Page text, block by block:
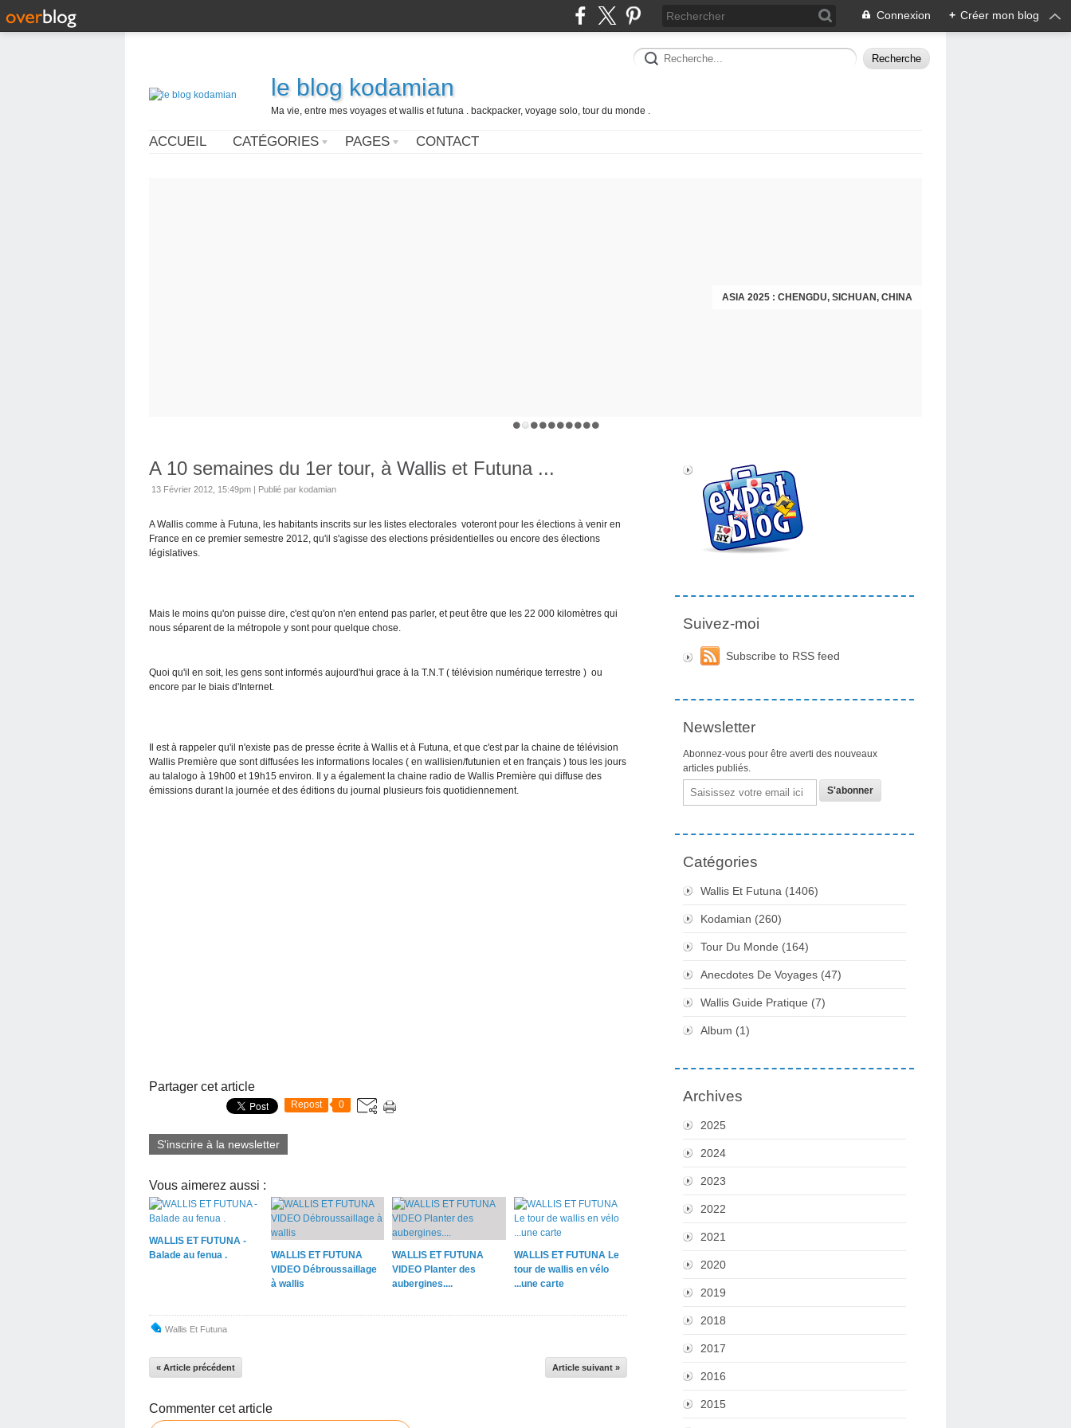
Connexion + Créer mon blog
le blog kodamian
Ma vie, entre mes voyages et wallis et futuna . backpacker, voyage solo, tour du monde .
ACCUEIL CATÉGORIES PAGES CONTACT
ASIA 2025 : CHENGDU, SICHUAN, CHINA
CHENGDU 2025
A 10 semaines du 1er tour, à Wallis et Futuna ...
13 Février 2012, 15:49pm | Publié par kodamian
A Wallis comme à Futuna, les habitants inscrits sur les listes electorales voteront pour les élections à venir en
France en ce premier semestre 2012, qu'il s'agisse des elections présidentielles ou encore des élections
législatives.
Mais le moins qu'on puisse dire, c'est qu'on n'en entend pas parler, et peut être que les 22 000 kilomètres qui
nous séparent de la métropole y sont pour quelque chose.
Quoi qu'il en soit, les gens sont informés aujourd'hui grace à la T.N.T ( télévision numérique terrestre ) ou
encore par le biais d'Internet.
Il est à rappeler qu'il n'existe pas de presse écrite à Wallis et à Futuna, et que c'est par la chaine de télévision
Wallis Première que sont diffusées les informations locales ( en wallisien/futunien et en français ) tous les jours
au talalogo à 19h00 et 19h15 environ. Il y a également la chaine radio de Wallis Première qui diffuse des
émissions durant la journée et des éditions du journal plusieurs fois quotidiennement.
Partager cet article
Repost 0
S'inscrire à la newsletter
Vous aimerez aussi :
WALLIS ET FUTUNA -
Balade au fenua .
WALLIS ET FUTUNA
VIDEO Débroussaillage
à wallis
WALLIS ET FUTUNA
VIDEO Planter des
aubergines....
WALLIS ET FUTUNA Le
tour de wallis en vélo
...une carte
Wallis Et Futuna
« Article précédent Article suivant »
Commenter cet article
Suivez-moi
Subscribe to RSS feed
Newsletter
Abonnez-vous pour être averti des nouveaux
articles publiés.
Email
Catégories
Wallis Et Futuna (1406)
Kodamian (260)
Tour Du Monde (164)
Anecdotes De Voyages (47)
Wallis Guide Pratique (7)
Album (1)
Archives
2025
2024
2023
2022
2021
2020
2019
2018
2017
2016
2015